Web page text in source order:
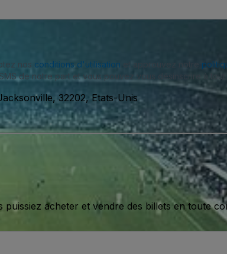
nos conditions d'utilisation
SMS de notre part et vous pouvez vous désinscrire à tout
32202, Etats-Unis
acheter et vendre des billets en toute